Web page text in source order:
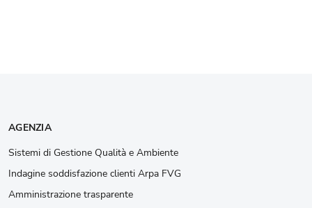
AGENZIA
Sistemi di Gestione Qualità e Ambiente
Indagine soddisfazione clienti Arpa FVG
Amministrazione trasparente